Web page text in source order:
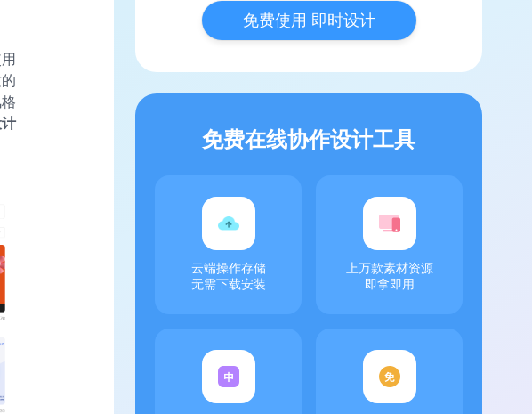
免费使用 即时设计
免费在线协作设计工具
云端操作存储
无需下载安装
上万款素材资源
即拿即用